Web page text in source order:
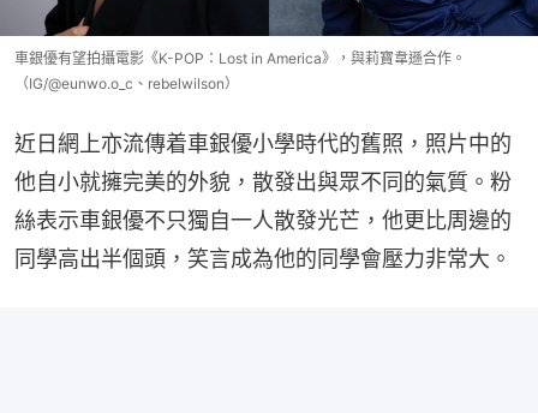
車銀優有望拍攝電影《K-POP：Lost in America》，與莉寶韋遜合作。
（IG/@eunwo.o_c、rebelwilson）
近日網上亦流傳着車銀優小學時代的舊照，照片中的
他自小就擁完美的外貌，散發出與眾不同的氣質。粉
絲表示車銀優不只獨自一人散發光芒，他更比周邊的
同學高出半個頭，笑言成為他的同學會壓力非常大。